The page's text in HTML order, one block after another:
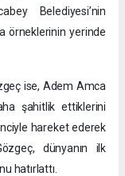
Belediyesi’nin
örneklerinin yerinde
ise, Adem Amca
şahitlik ettiklerini
hareket ederek
dünyanın ilk
hatırlattı.